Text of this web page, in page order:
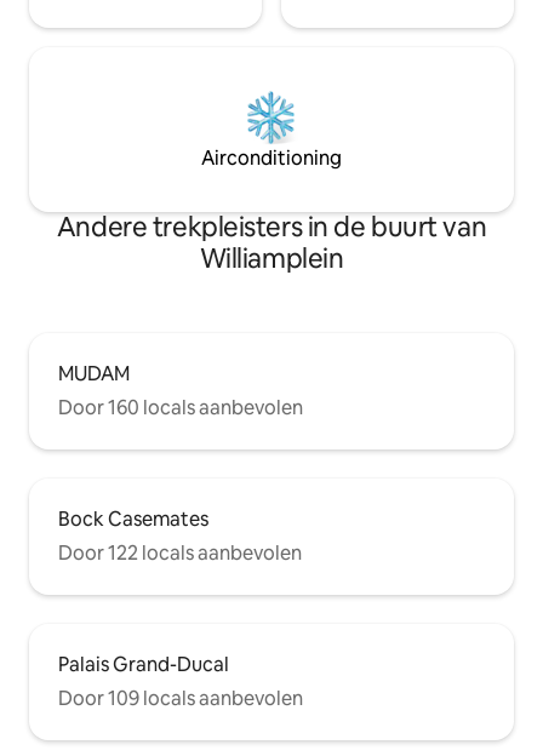
Airconditioning
Andere trekpleisters in de buurt van
Williamplein
MUDAM
Door 160 locals aanbevolen
Bock Casemates
Door 122 locals aanbevolen
Palais Grand-Ducal
Door 109 locals aanbevolen